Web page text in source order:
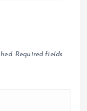
Required fields